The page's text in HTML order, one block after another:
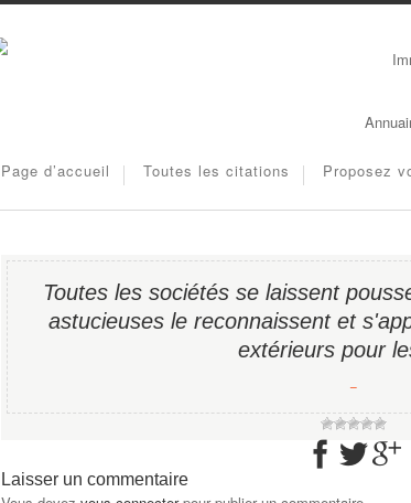
Page d’accueil Toutes les citations Proposez
Toutes les sociétés se laissent
astucieuses le reconnaissent et
extérieurs pour
−
Laisser un commentaire